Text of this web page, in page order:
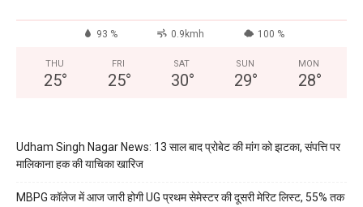
93 % 0.9kmh 100 %
THU
25°
FRI
25°
SAT
30°
SUN
29°
MON
28°
Udham Singh Nagar News: 13 साल बाद प्रोबेट की मांग को झटका, संपत्ति पर
मालिकाना हक की याचिका खारिज
MBPG कॉलेज में आज जारी होगी UG प्रथम सेमेस्टर की दूसरी मेरिट लिस्ट, 55% तक